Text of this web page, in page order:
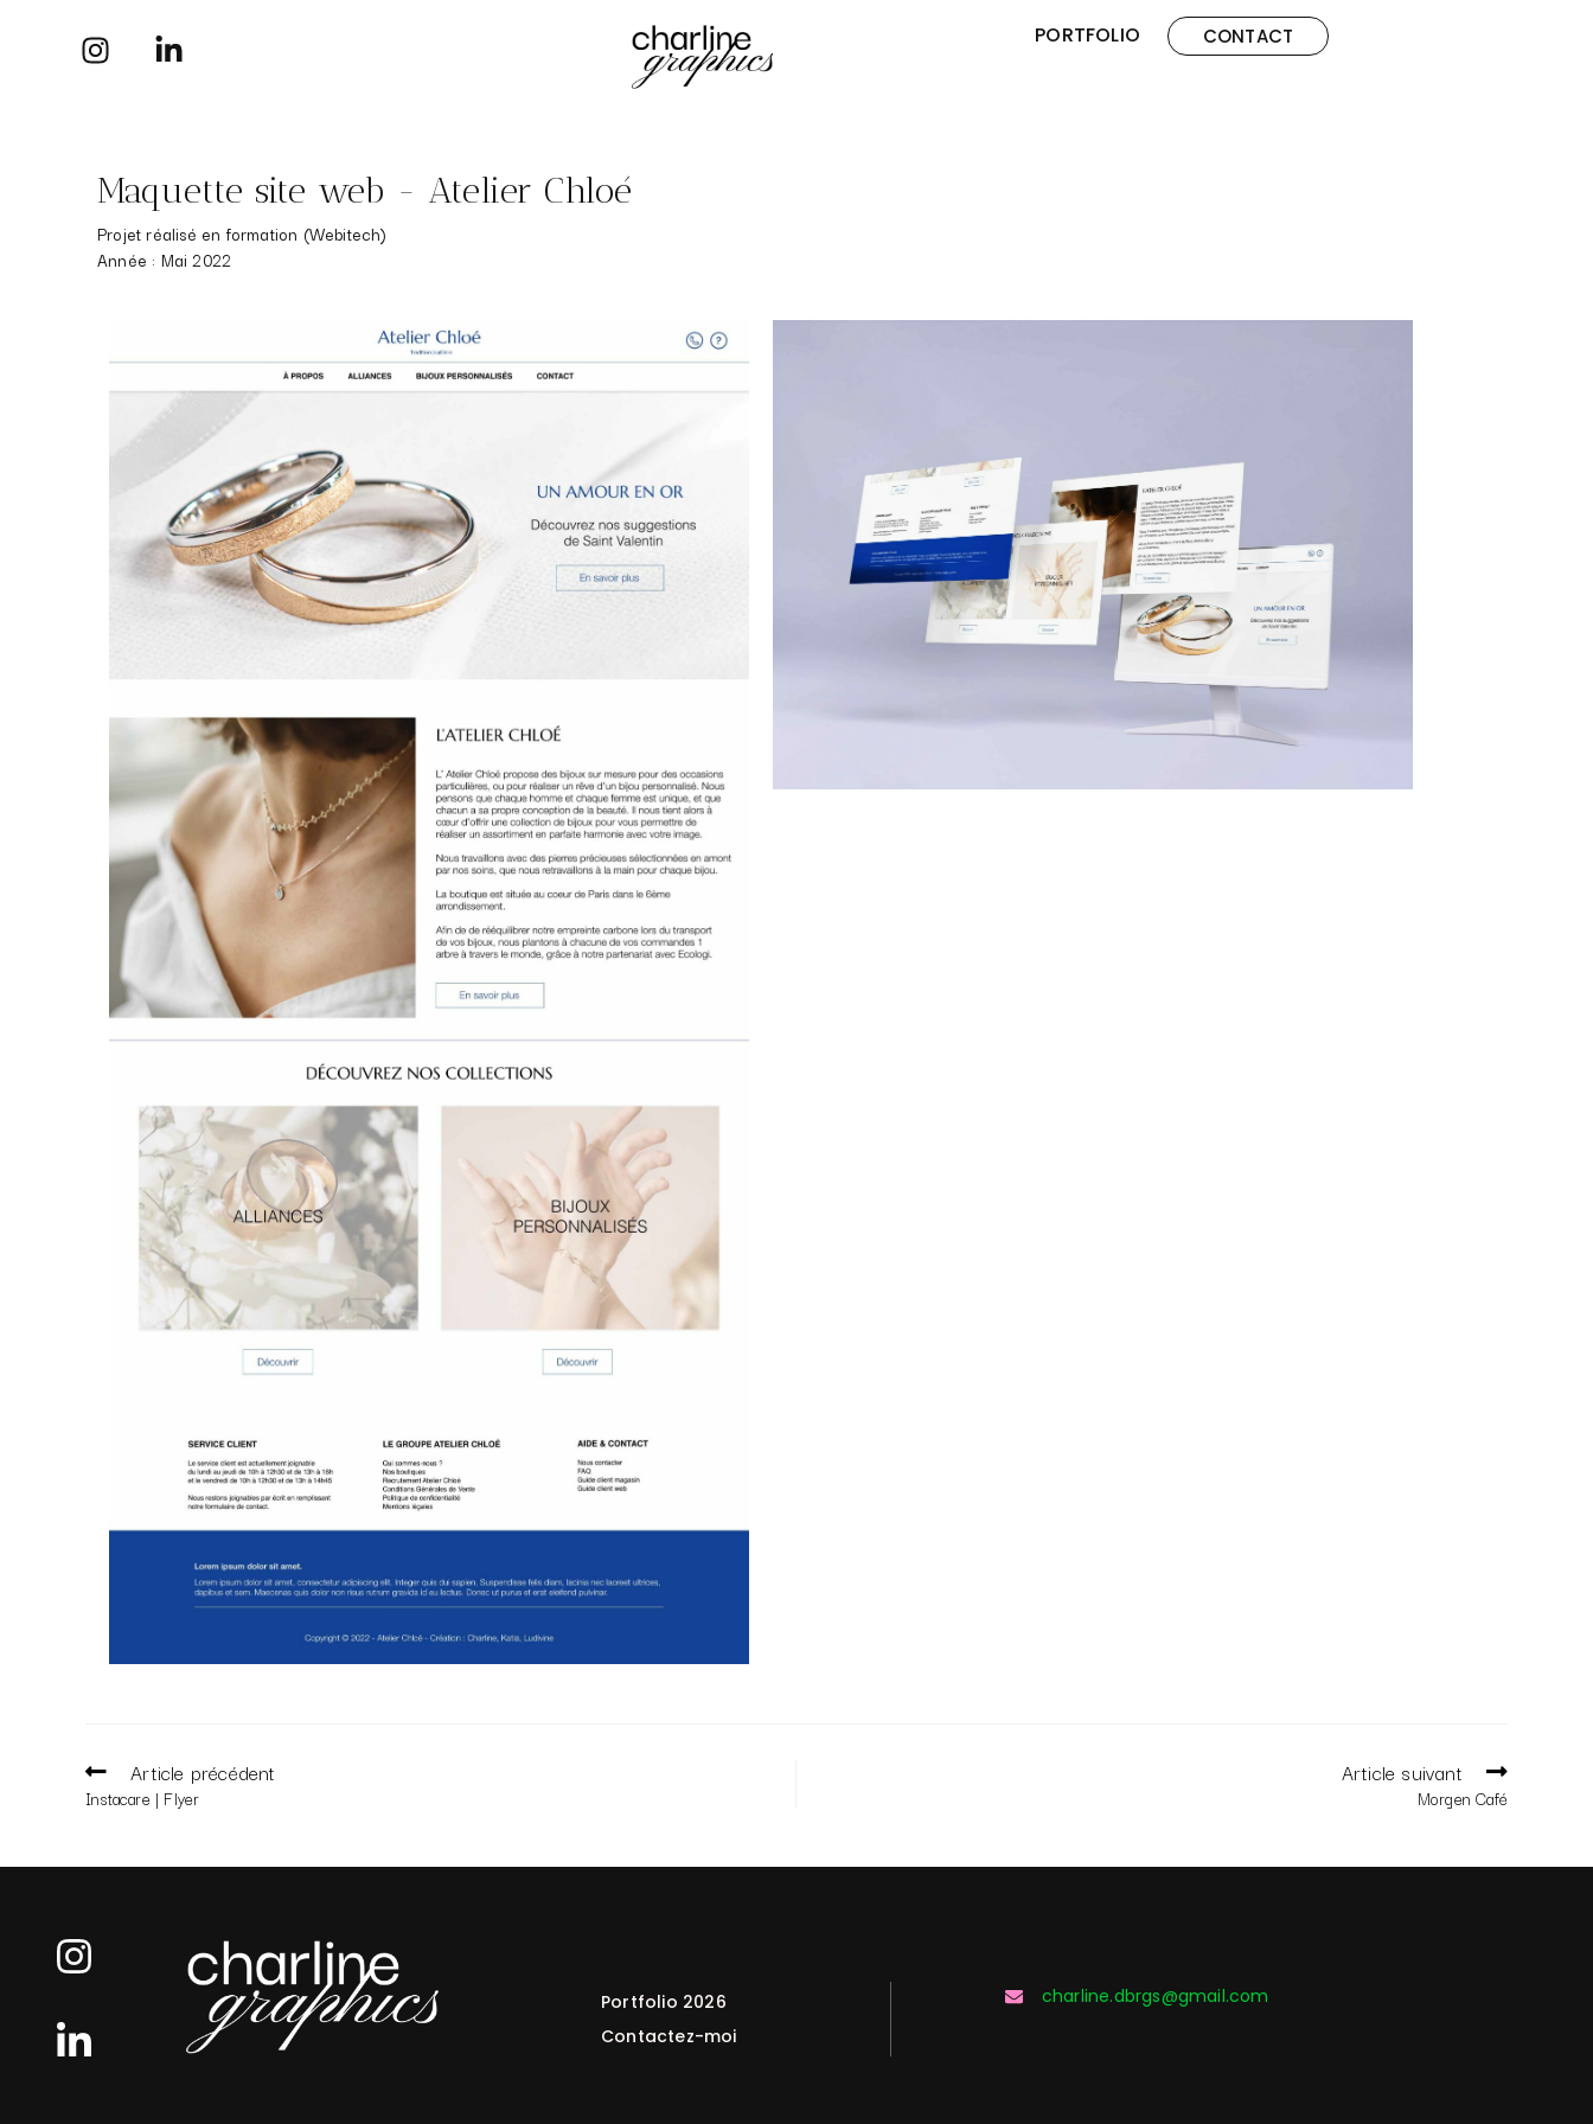
PORTFOLIO CONTACT
Maquette site web - Atelier Chloé
Projet réalisé en formation (Webitech)
Année : Mai 2022
Article précédent
Instacare | Flyer
Article suivant
Morgen Café
Portfolio 2026
Contactez-moi
charline.dbrgs@gmail.com